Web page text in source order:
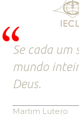
Se cada um
mundo
Deus.
Martim Lutero